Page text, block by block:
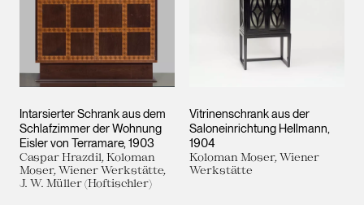
Intarsierter Schrank aus dem
Schlafzimmer der Wohnung
Eisler von Terramare 1903
Caspar Hrazdil, Koloman
Moser, Wiener Werkstätte,
J. W. Müller (Hoftischler)
Vitrinenschrank aus der
Saloneinrichtung Hellmann
1904
Koloman Moser, Wiener
Werkstätte